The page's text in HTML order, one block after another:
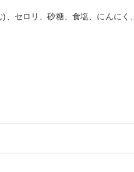
セロリ、砂糖、食塩、にんにく、